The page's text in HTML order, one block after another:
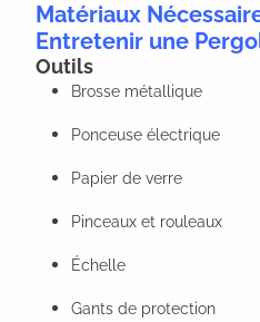
Matériaux
Entretenir une
Outils
Brosse métallique
Ponceuse électrique
Papier de verre
Pinceaux et rouleaux
Échelle
Gants de protection